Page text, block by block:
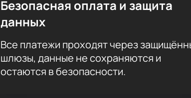
Безопасная оплата и защита
данных
Все платежи проходят через
шлюзы, данные не сохраняются и
остаются в безопасности.